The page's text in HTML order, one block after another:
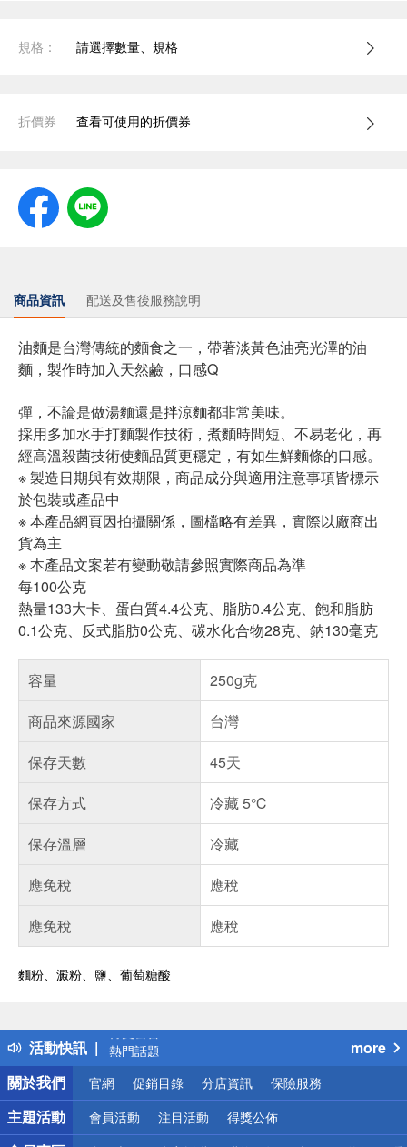
規格： 請選擇數量、規格
折價券 查看可使用的折價券
商品資訊 配送及售後服務說明
油麵是台灣傳統的麵食之一，帶著淡黃色油亮光澤的油
麵，製作時加入天然鹼，口感Q
彈，不論是做湯麵還是拌涼麵都非常美味。
採用多加水手打麵製作技術，煮麵時間短、不易老化，再
經高溫殺菌技術使麵品質更穩定，有如生鮮麵條的口感。
※ 製造日期與有效期限，商品成分與適用注意事項皆標示
於包裝或產品中
※ 本產品網頁因拍攝關係，圖檔略有差異，實際以廠商出
貨為主
※ 本產品文案若有變動敬請參照實際商品為準
每100公克
熱量133大卡、蛋白質4.4公克、脂肪0.4公克、飽和脂肪
0.1公克、反式脂肪0公克、碳水化合物28克、鈉130毫克
容量
250g克
商品來源國家
台灣
保存天數
45天
保存方式
冷藏 5℃
保存溫層
冷藏
應免稅
應稅
應免稅
應稅
麵粉、澱粉、鹽、葡萄糖酸
活動快訊
得獎公告
熱門話題
銀行優惠
偏遠地區配送
詐騙網頁！請小心！
more
關於我們
官網 促銷目錄 分店資訊 保險服務
主題活動 會員活動 注目活動 得獎公佈